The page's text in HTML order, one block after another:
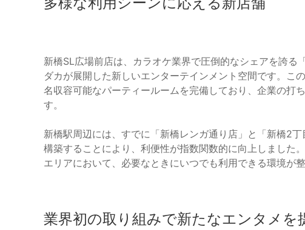
新橋SL広場前店は、カラオケ業界で圧倒的なシェアを誇る
ダカが展開した新しいエンターテインメント空間です。こ
名収容可能なパーティールームを完備しており、企業の打
す。
新橋駅周辺には、すでに「新橋レンガ通り店」と「新橋2
構築することにより、利便性が指数関数的に向上しました
エリアにおいて、必要なときにいつでも利用できる環境が整
業界初の取り組みで新たなエンタメを